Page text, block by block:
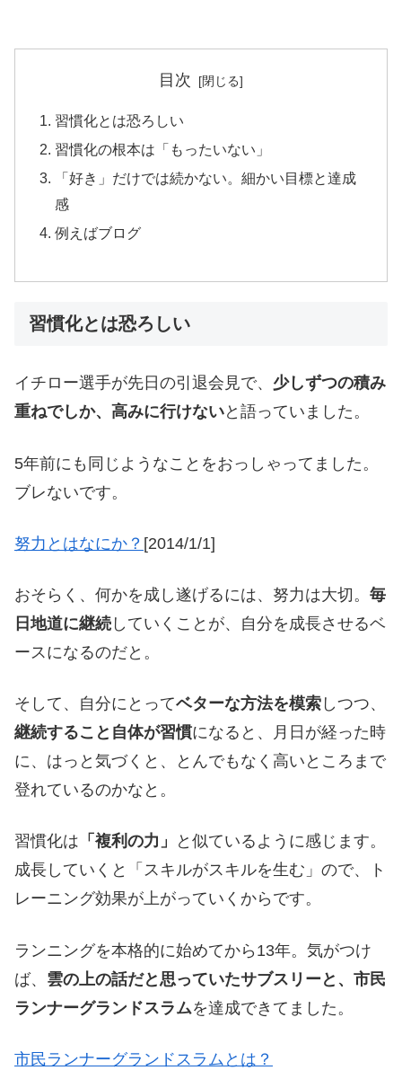
目次
習慣化とは恐ろしい
習慣化の根本は「もったいない」
「好き」だけでは続かない。細かい目標と達成
感
例えばブログ
習慣化とは恐ろしい
イチロー選手が先日の引退会見で、 少しずつの積み
重ねでしか、高みに行けないと語っていました。
5年前にも同じようなことをおっしゃってました。
ブレないです。
努力とはなにか？ [2014/1/1]
おそらく、何かを成し遂げるには、努力は大切。 毎
日地道に継続 していくことが、自分を成長させるベ
ースになるのだと。
そして、自分にとってベターな方法を模索 しつつ、
継続すること自体が習慣になると、月日が経った時
に、はっと気づくと、とんでもなく高いところまで
登れているのかなと。
習慣化は 「複利の力」
と似ているように感じます。
成長していくと「スキルがスキルを生む」ので、ト
レーニング効果が上がっていくからです。
ランニングを本格的に始めてから13年。気がつけ
ば、 雲の上の話だと思っていたサブスリーと、市民
ランナーグランドスラムを達成できてました。
市民ランナーグランドスラムとは？